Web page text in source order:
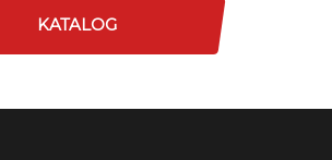
KATALOG